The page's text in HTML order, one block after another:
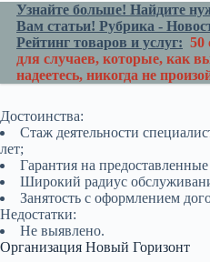
Узнайте больше! Найдите
Вам статьи! Рубрика -
Рейтинг товаров и услуг: 50
для случаев, которые, как
надеетесь, никогда не
Достоинства:
Стаж деятельности
лет;
Гарантия на
Широкий радиус
Занятость с оформлением
Недостатки:
Не выявлено.
Организация Новый Горизонт